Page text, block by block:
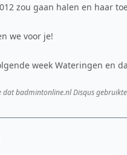
zou gaan halen en haar
we voor je!
week Wateringen en
badmintonline.nl Disqus